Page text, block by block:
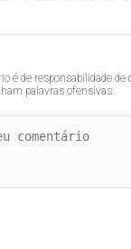
é de responsabilidade
palavras ofensivas.